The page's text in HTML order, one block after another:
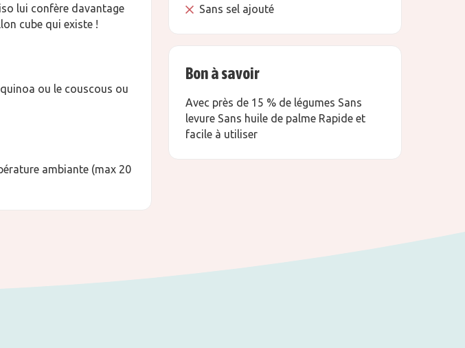
lui confère davantage
cube qui existe !
ou le couscous ou
ambiante (max 20
Sans sel ajouté
Bon à savoir
Avec près de 15 % de légumes Sans
levure Sans huile de palme Rapide et
facile à utiliser